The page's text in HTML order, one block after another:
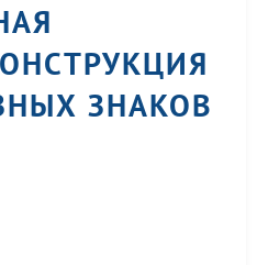
ЗНАКОВ